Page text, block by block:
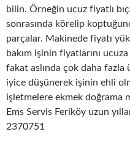
bilin. Örneğin ucuz fiyatlı
sonrasında körelip
parçalar. Makinede fiyatı
bakım işinin fiyatlarını ucuza
fakat aslında çok daha
iyice düşünerek işinin ehli
işletmelere ekmek doğrama
Ems Servis Feriköy uzun
2370751